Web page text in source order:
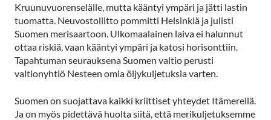
Kruunuvuorenselälle, mutta kääntyi ympäri ja jätti lastin
tuomatta. Neuvostoliitto pommitti Helsinkiä ja julisti
Suomen merisaartoon. Ulkomaalainen laiva ei halunnut
ottaa riskiä, vaan kääntyi ympäri ja katosi horisonttiin.
Tapahtuman seurauksena Suomen valtio perusti
valtionyhtiö Nesteen omia öljykuljetuksia varten.
Suomen on suojattava kaikki kriittiset yhteydet Itämerellä.
Ja on myös pidettävä huolta siitä, että merikuljetuksemme